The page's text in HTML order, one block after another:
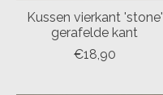
Kussen vierkant 'stone'
gerafelde kant
€18,90